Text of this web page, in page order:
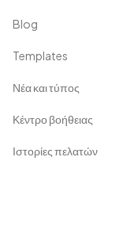
Blog
Templates
Νέα και τύπος
Κέντρο βοήθειας
Ιστορίες πελατών